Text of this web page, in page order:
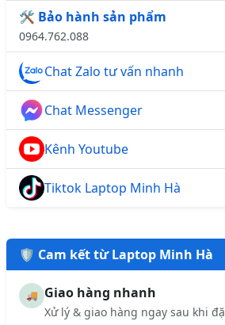
🛠️ Bảo hành sản phẩm
0964.762.088
Chat Zalo tư vấn nhanh
Chat Messenger
Kênh Youtube
Tiktok Laptop Minh Hà
🛡️ Cam kết từ Laptop Minh Hà
🚚 Giao hàng nhanh
Xử lý & giao hàng ngay sau khi